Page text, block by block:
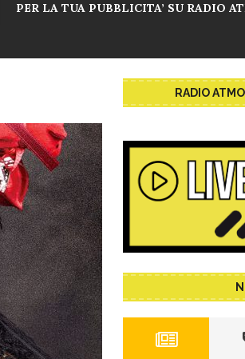
PER LA TUA PUBBLICITA’ SU RADIO
RADIO